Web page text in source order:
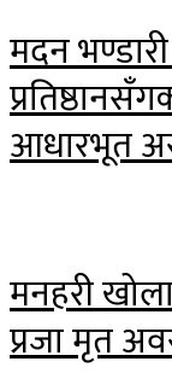
मदन
आधारभूत
मनहरी
प्रजा मृत